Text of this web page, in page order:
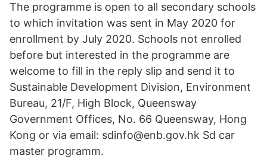
The programme is open to all secondary schools
to which invitation was sent in May 2020 for
enrollment by July 2020. Schools not enrolled
before but interested in the programme are
welcome to fill in the reply slip and send it to
Sustainable Development Division, Environment
Bureau, 21/F, High Block, Queensway
Government Offices, No. 66 Queensway, Hong
Kong or via email: sdinfo@enb.gov.hk Sd car
master programm.